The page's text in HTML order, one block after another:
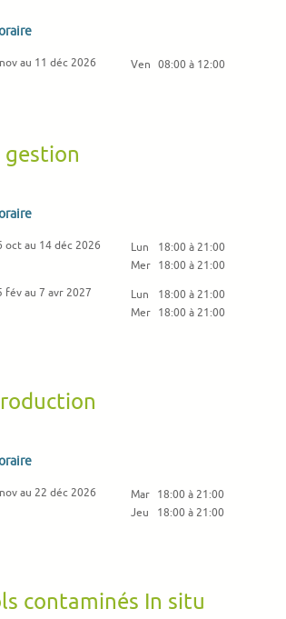
au 11 déc 2026 Ven 08:00 à 12:00
gestion
oct au 14 déc 2026 Lun
18:00 à 21:00
Mer 18:00 à 21:00
fév au 7 avr 2027 Lun
18:00 à 21:00
Mer 18:00 à 21:00
au 22 déc 2026 Mar 18:00 à 21:00
Jeu
18:00 à 21:00
contaminés In situ